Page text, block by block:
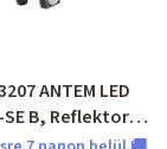
ANTEM LED
SE B, Reflektor